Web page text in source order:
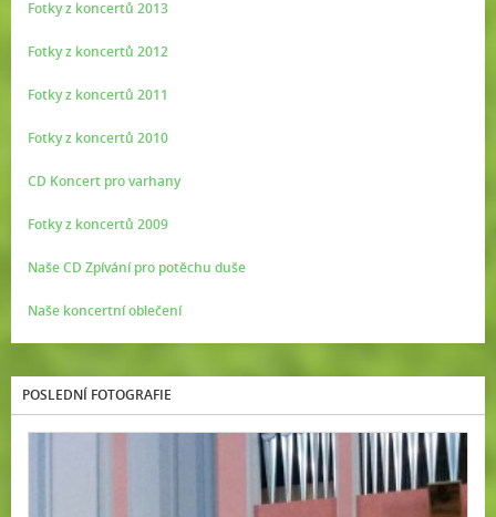
Fotky z koncertů 2013
Fotky z koncertů 2012
Fotky z koncertů 2011
Fotky z koncertů 2010
CD Koncert pro varhany
Fotky z koncertů 2009
Naše CD Zpívání pro potěchu duše
Naše koncertní oblečení
POSLEDNÍ FOTOGRAFIE